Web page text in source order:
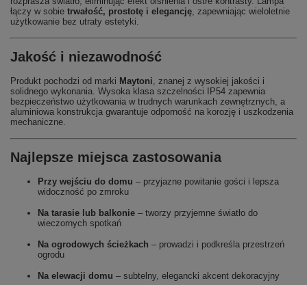
łączy w sobie trwałość, prostotę i elegancję, zapewniając wieloletnie
użytkowanie bez utraty estetyki.
Jakość i niezawodność
Produkt pochodzi od marki Maytoni, znanej z wysokiej jakości i
solidnego wykonania. Wysoka klasa szczelności IP54 zapewnia
bezpieczeństwo użytkowania w trudnych warunkach zewnętrznych, a
aluminiowa konstrukcja gwarantuje odporność na korozję i uszkodzenia
mechaniczne.
Najlepsze miejsca zastosowania
Przy wejściu do domu – przyjazne powitanie gości i lepsza
widoczność po zmroku
Na tarasie lub balkonie – tworzy przyjemne światło do
wieczornych spotkań
Na ogrodowych ścieżkach – prowadzi i podkreśla przestrzeń
ogrodu
Na elewacji domu – subtelny, elegancki akcent dekoracyjny